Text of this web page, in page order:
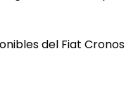
del Fiat Cronos